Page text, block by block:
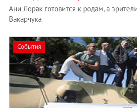
Ани Лорак готовится к родам, а
Вакарчука
События